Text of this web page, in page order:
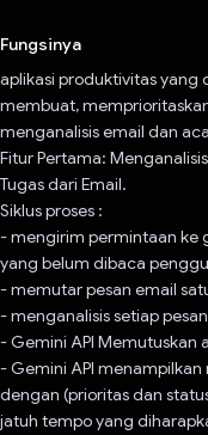
Fungsinya
aplikasi produktivitas yang
membuat,
menganalisis email dan
Fitur Pertama:
Tugas dari Email.
Siklus proses :
- mengirim permintaan ke
yang belum dibaca
- memutar pesan email
- menganalisis setiap
- Gemini API Memutuskan
- Gemini API menampilkan
dengan (prioritas dan
jatuh tempo yang